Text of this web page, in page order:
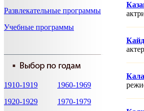
Развлекательные программы
Учебные программы
1910-1919
1960-1969
1920-1929
1970-1979
актер